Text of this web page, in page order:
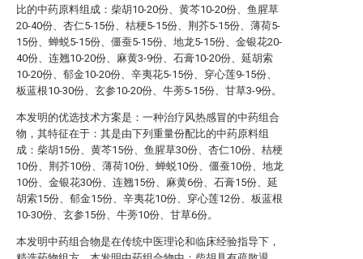
比的中药原料组成：柴胡10-20份、黄芩10-20份、鱼腥草
20-40份、杏仁5-15份、桔梗5-15份、荆芥5-15份、薄荷5-
15份、蝉蜕5-15份、僵蚕5-15份、地龙5-15份、金银花20-
40份、连翘10-20份、麻黄3-9份、石膏10-20份、延胡索
10-20份、郁金10-20份、辛夷花5-15份、穿心莲9-15份、
板蓝根10-30份、玄参10-20份、牛蒡5-15份、甘草3-9份。
本发明的优选技术方案是：一种治疗风热感冒的中药组合
物，其特征在于：其是由下列重量份配比的中药原料组
成：柴胡15份、黄芩15份、鱼腥草30份、杏仁10份、桔梗
10份、荆芥10份、薄荷10份、蝉蜕10份、僵蚕10份、地龙
10份、金银花30份、连翘15份、麻黄6份、石膏15份、延
胡索15份、郁金15份、辛夷花10份、穿心莲12份、板蓝根
10-30份、玄参15份、牛蒡10份、甘草6份。
本发明中药组合物是在传统中医理论和临床经验指导下，